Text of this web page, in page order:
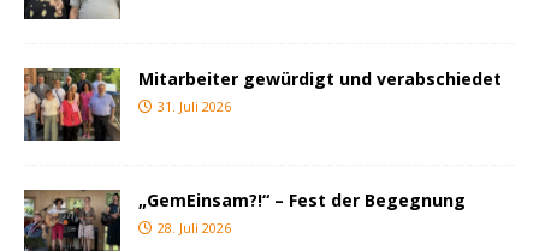
Mitarbeiter gewürdigt und verabschiedet
31. Juli 2026
„GemEinsam?!“ – Fest der Begegnung
28. Juli 2026